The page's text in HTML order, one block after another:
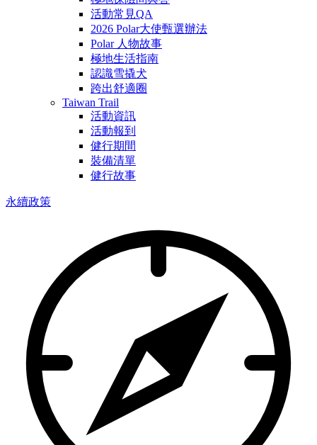
活動常見QA
2026 Polar大使甄選辦法
Polar 人物故事
極地生活指南
認識雪撬犬
跨出舒適圈
Taiwan Trail
活動資訊
活動報到
健行期間
裝備清單
健行故事
永續政策